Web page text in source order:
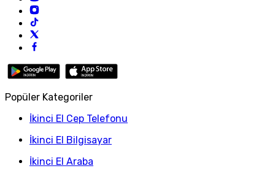
Popüler Kategoriler
İkinci El Cep Telefonu
İkinci El Bilgisayar
İkinci El Araba